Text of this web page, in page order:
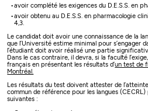
avoir complété les exigences du D.E.S.S. en
avoir obtenu au D.E.S.S. en pharmacologie
4,3.
Le candidat doit avoir une connaissance de la
que l’Université estime minimal pour s’engager
l’étudiant doit avoir réalisé une partie
Dans le cas contraire, il devra, si la faculté
français en présentant les résultats d’un test de
Montréal.
Les résultats du test doivent attester de
commun de référence pour les langues
suivantes :